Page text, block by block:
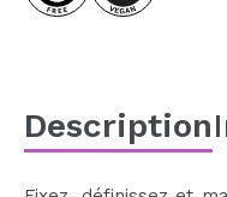
BIENTÔT
Description